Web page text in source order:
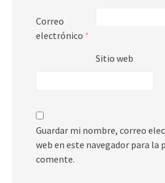
Correo
electrónico *
Sitio web
Guardar mi nombre, correo
web en este navegador para la
comente.